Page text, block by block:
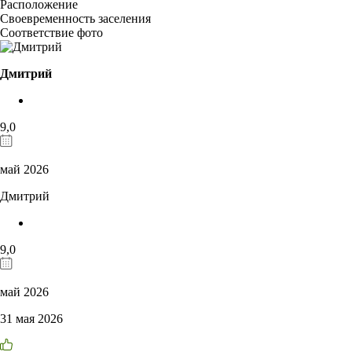
Расположение
Своевременность заселения
Соответствие фото
Дмитрий
9,0
май 2026
Дмитрий
9,0
май 2026
31 мая 2026